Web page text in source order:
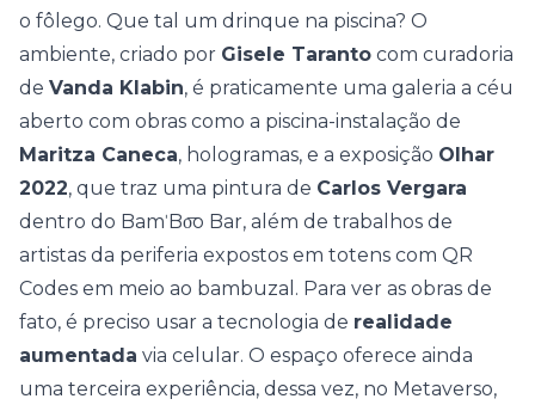
o fôlego. Que tal um drinque na piscina? O
ambiente, criado por Gisele Taranto com curadoria
de Vanda Klabin, é praticamente uma galeria a céu
aberto com obras como a piscina-instalação de
Maritza Caneca, hologramas, e a exposição Olhar
2022, que traz uma pintura de Carlos Vergara
dentro do BamˈBo͞o Bar, além de trabalhos de
artistas da periferia expostos em totens com QR
Codes em meio ao bambuzal. Para ver as obras de
fato, é preciso usar a tecnologia de realidade
aumentada via celular. O espaço oferece ainda
uma terceira experiência, dessa vez, no Metaverso,